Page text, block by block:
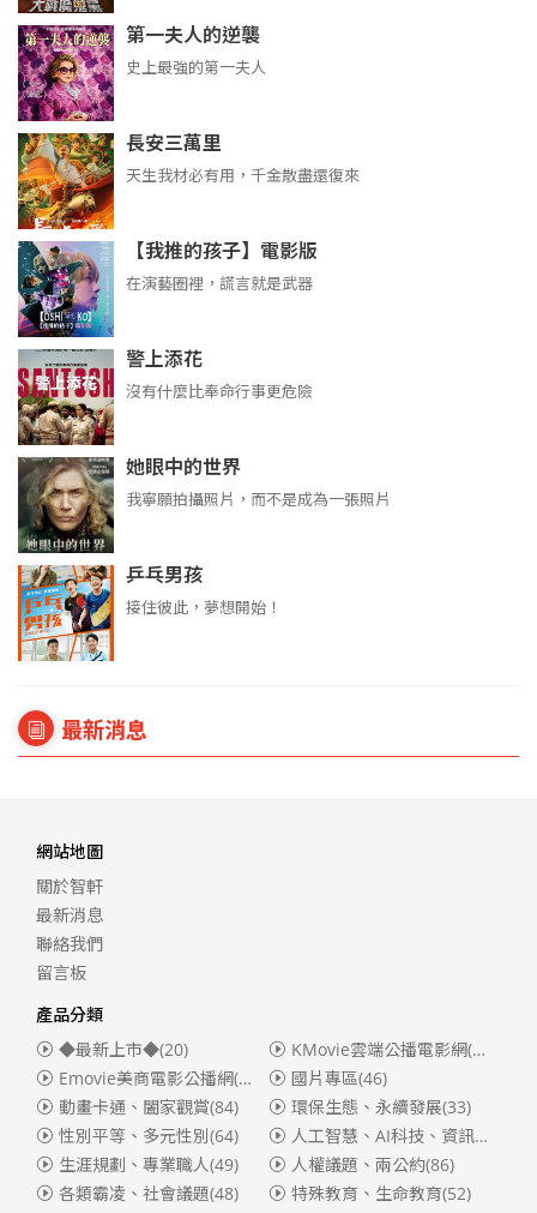
第一夫人的逆襲
史上最強的第一夫人
長安三萬里
天生我材必有用，千金散盡還復來
【我推的孩子】電影版
在演藝圈裡，謊言就是武器
警上添花
沒有什麼比奉命行事更危險
她眼中的世界
我寧願拍攝照片，而不是成為一張照片
乒乓男孩
接住彼此，夢想開始！
最新消息
網站地圖
關於智軒
最新消息
聯絡我們
留言板
產品分類
◆最新上市◆(20)
KMovie雲端公播電影網(迪士尼、福斯、索尼)
Emovie美商電影公播網(華納)
(186)
國片專區(46)
動畫卡通、闔家觀賞(84) 環保生態、永續發展(33)
性別平等、多元性別(64) 人工智慧、AI科技、資訊安全
生涯規劃、專業職人(49) 人權議題、兩公約(86)
各類霸凌、社會議題(48) 特殊教育、生命教育(52)